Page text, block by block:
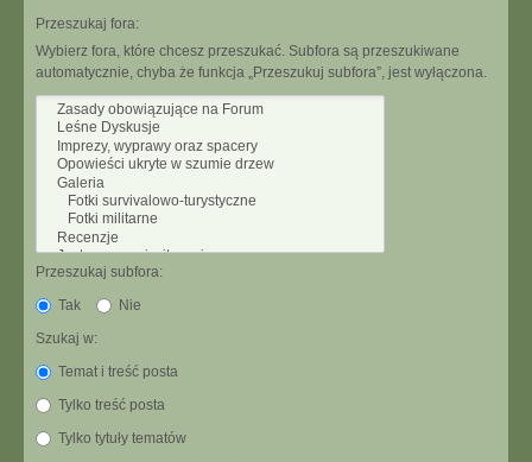
Przeszukaj fora:
Wybierz fora, które chcesz przeszukać. Subfora są przeszukiwane
automatycznie, chyba że funkcja „Przeszukuj subfora”, jest wyłączona.
Przeszukaj subfora:
Tak
Nie
Szukaj w:
Temat i treść posta
Tylko treść posta
Tylko tytuły tematów